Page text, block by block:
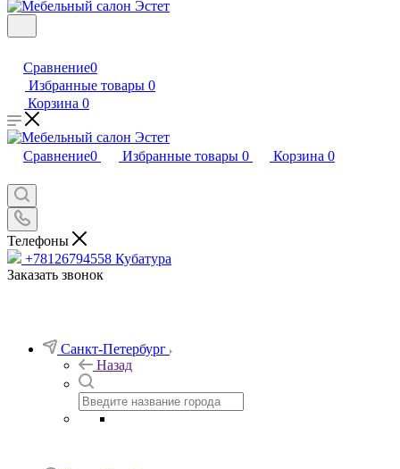
Сравнение0
Избранные товары 0
Корзина 0
Сравнение0 Избранные товары 0 Корзина 0
Телефоны
+78126794558 Кубатура
Заказать звонок
Санкт-Петербург
Назад